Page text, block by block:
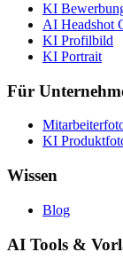
KI
AI Headshot
KI Profilbild
KI Portrait
Für
KI
Wissen
Blog
AI Tools &